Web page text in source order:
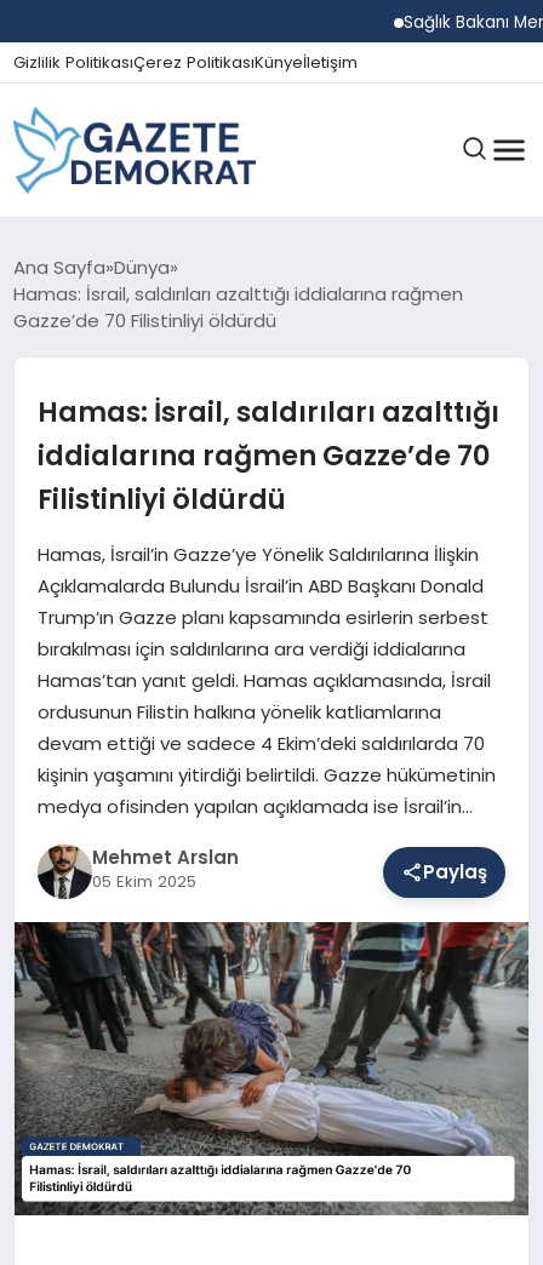
Sağlık Bakanı
Gizlilik PolitikasıÇerez PolitikasıKünyeİletişim
GÜNDEM
EKONOMI
SPOR
SAĞLIK
EĞITIM
DÜNYA
YAŞAM
Ana Sayfa Dünya
Hamas: İsrail, saldırıları azalttığı iddialarına rağmen
Gazze’de 70 Filistinliyi öldürdü
Hamas: İsrail, saldırıları azalttığı
iddialarına rağmen Gazze’de 70
Filistinliyi öldürdü
Hamas, İsrail’in Gazze’ye Yönelik Saldırılarına İlişkin
Açıklamalarda Bulundu İsrail’in ABD Başkanı Donald
Trump’ın Gazze planı kapsamında esirlerin serbest
bırakılması için saldırılarına ara verdiği iddialarına
Hamas’tan yanıt geldi. Hamas açıklamasında, İsrail
ordusunun Filistin halkına yönelik katliamlarına
devam ettiği ve sadece 4 Ekim’deki saldırılarda 70
kişinin yaşamını yitirdiği belirtildi. Gazze hükümetinin
medya ofisinden yapılan açıklamada ise İsrail’in…
Mehmet Arslan
05 Ekim 2025 Paylaş